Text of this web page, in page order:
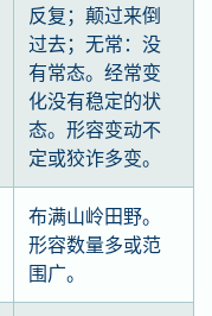
反复；颠过来倒
过去；无常：没
有常态。经常变
化没有稳定的状
态。形容变动不
定或狡诈多变。
布满山岭田野。
形容数量多或范
围广。